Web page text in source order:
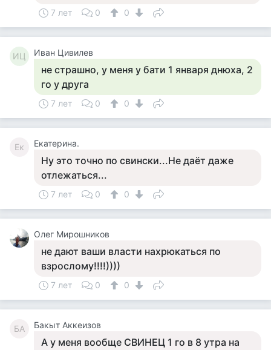
7 лет 0 0
ИЦ Иван Цивилев
не страшно, у меня у бати 1 января днюха, 2
го у друга
7 лет 0 0
Ек Екатерина.
Ну это точно по свински...Не даёт даже
отлежаться...
7 лет 0 0
Олег Мирошников
не дают ваши власти нахрюкаться по
взрослому!!!!))))
7 лет 0 0
БА Бакыт Аккеизов
А у меня вообще СВИНЕЦ 1 го в 8 утра на